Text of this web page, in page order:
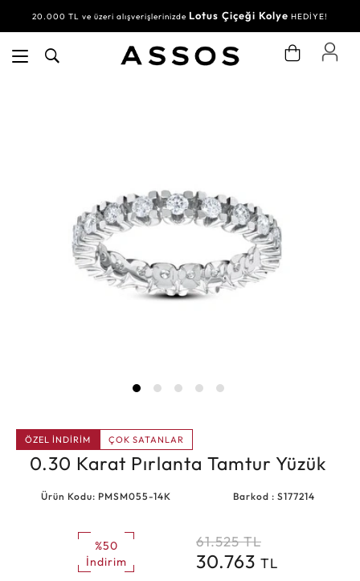
20.000 TL ve üzeri alışverişlerinizde Lotus Çiçeği Kolye HEDİYE!
ÖZEL İNDİRİM ÇOK SATANLAR
0.30 Karat Pırlanta Tamtur Yüzük
Ürün Kodu: PMSM055-14K Barkod : S177214
%50
İndirim
61.525 TL
30.763 TL